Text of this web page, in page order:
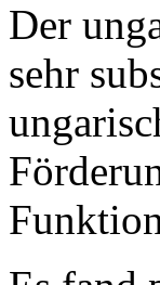
Der
sehr